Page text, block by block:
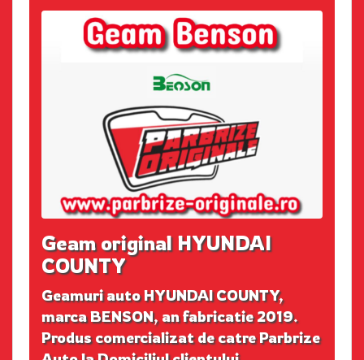
Geam original HYUNDAI
COUNTY
Geamuri auto HYUNDAI COUNTY,
marca BENSON, an fabricatie 2019.
Produs comercializat de catre Parbrize